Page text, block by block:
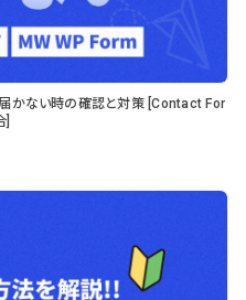
かない時の確認と対策 [Contact For
]